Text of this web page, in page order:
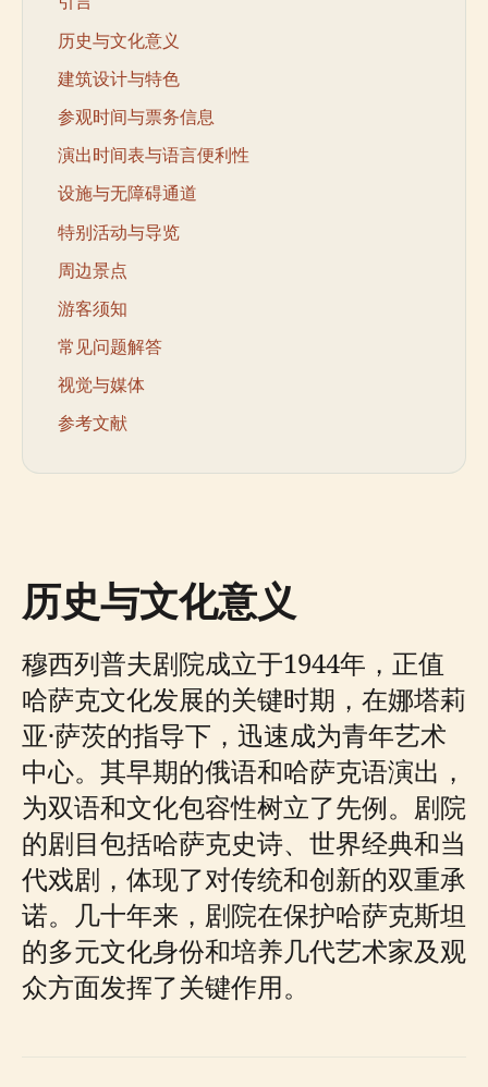
历史与文化意义
建筑设计与特色
参观时间与票务信息
演出时间表与语言便利性
设施与无障碍通道
特别活动与导览
周边景点
游客须知
常见问题解答
视觉与媒体
参考文献
历史与文化意义
穆西列普夫剧院成立于1944年，正值
哈萨克文化发展的关键时期，在娜塔莉
亚·萨茨的指导下，迅速成为青年艺术
中心。其早期的俄语和哈萨克语演出，
为双语和文化包容性树立了先例。剧院
的剧目包括哈萨克史诗、世界经典和当
代戏剧，体现了对传统和创新的双重承
诺。几十年来，剧院在保护哈萨克斯坦
的多元文化身份和培养几代艺术家及观
众方面发挥了关键作用。